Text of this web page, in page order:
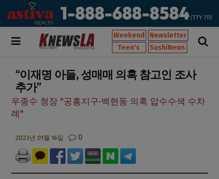
Weekend
Newsletter
Teen's
SushiNews
“이재명 아들, 성매매 의혹 참고인 조사
추가”
우종수 청장 "공흥지구·백현동 의혹 압수수색 수차
례"
2023년 01월 16일 0